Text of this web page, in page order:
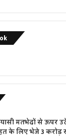
मतभेदों से ऊपर
के लिए भेजे 3 करोड़